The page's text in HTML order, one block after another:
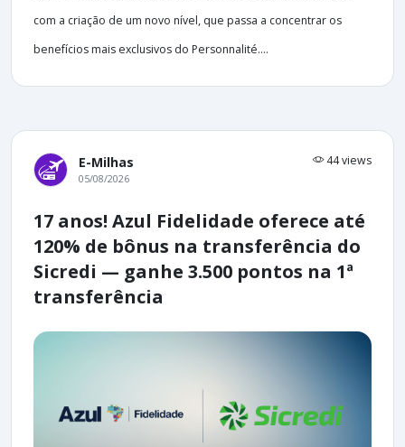
com a criação de um novo nível, que passa a concentrar os
benefícios mais exclusivos do Personnalité....
E-Milhas 44 views
05/08/2026
17 anos! Azul Fidelidade oferece até
120% de bônus na transferência do
Sicredi — ganhe 3.500 pontos na 1ª
transferência